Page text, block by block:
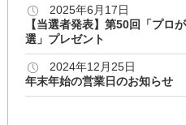
2025年6月17日
【当選者発表】第50回「プロ
選」プレゼント
2024年12月25日
年末年始の営業日のお知らせ